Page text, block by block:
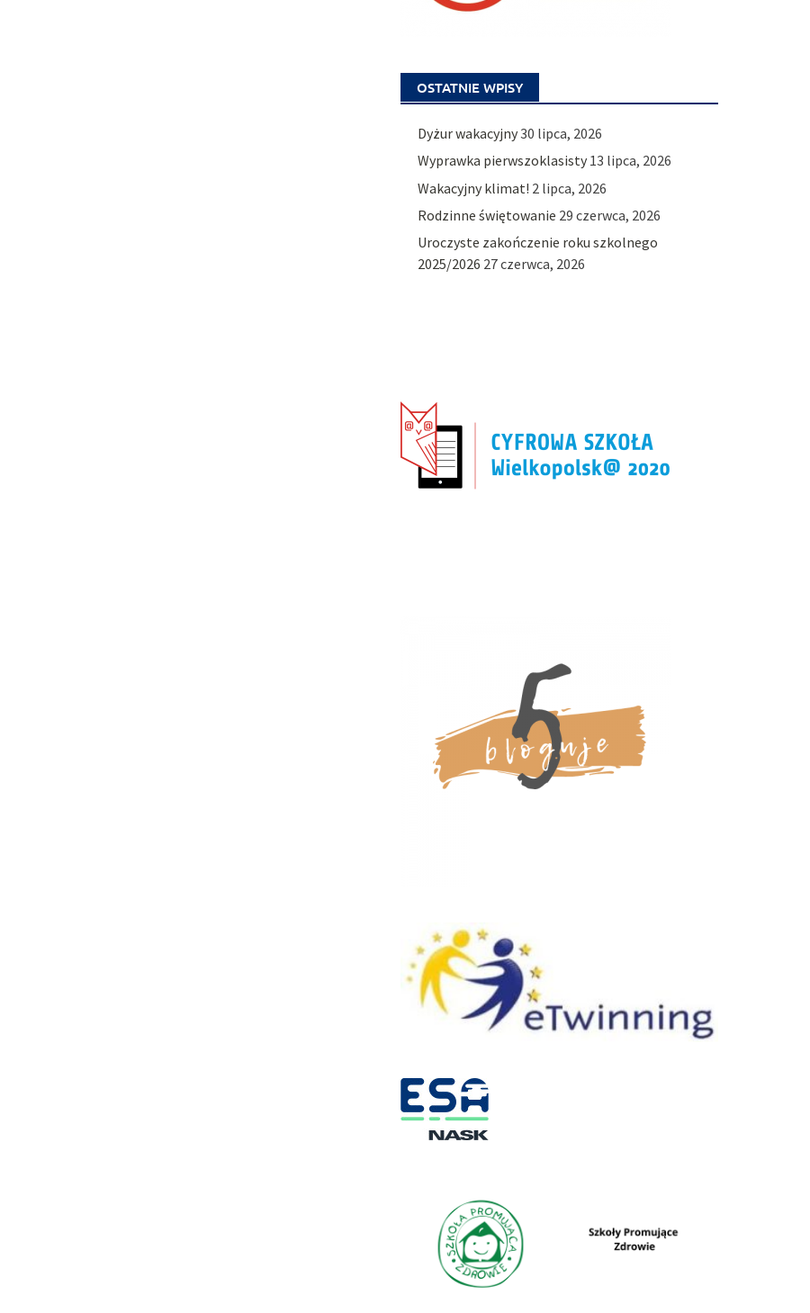
OSTATNIE WPISY
Dyżur wakacyjny30 lipca, 2026
Wyprawka pierwszoklasisty 13 lipca, 2026
Wakacyjny klimat! 2 lipca, 2026
Rodzinne świętowanie 29 czerwca, 2026
Uroczyste zakończenie roku szkolnego
2025/2026 27 czerwca, 2026